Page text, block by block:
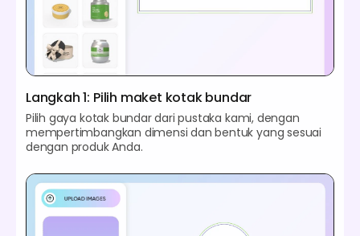
Langkah 1: Pilih maket kotak bundar
Pilih gaya kotak bundar dari pustaka kami, dengan
mempertimbangkan dimensi dan bentuk yang sesuai
dengan produk Anda.